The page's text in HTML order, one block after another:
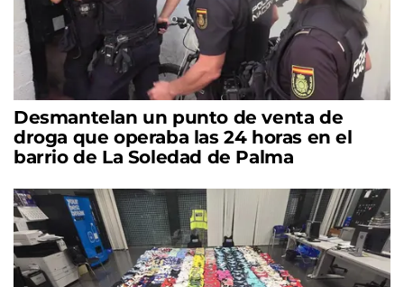
Desmantelan un punto de venta de
droga que operaba las 24 horas en el
barrio de La Soledad de Palma